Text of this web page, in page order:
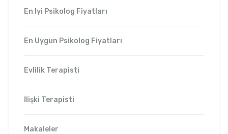
En Iyi Psikolog Fiyatları
En Uygun Psikolog Fiyatları
Evlilik Terapisti
İlişki Terapisti
Makaleler